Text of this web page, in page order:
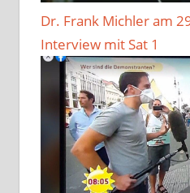
Dr. Frank Michler am
Interview mit Sat 1